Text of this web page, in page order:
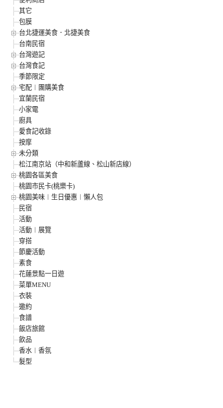
其它
包膜
台北捷運美食．北捷美食
台南民宿
台灣遊記
台灣食記
季節限定
宅配︱團購美食
宜蘭民宿
小家電
廚具
愛食記收錄
按摩
未分類
松江南京站（中和新蘆線、松山新店線）
桃園各區美食
桃園市民卡(桃樂卡)
桃園美味︱生日優惠︱懶人包
民宿
活動
活動︱展覽
穿搭
節慶活動
素食
花蓮景點一日遊
菜單MENU
衣裝
邀約
食譜
飯店旅館
飲品
香水︱香氛
髮型